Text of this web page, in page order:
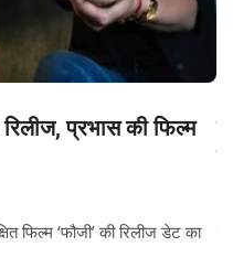
प्रभास की फिल्म
फिल्म ‘फौजी’ की रिलीज डेट का